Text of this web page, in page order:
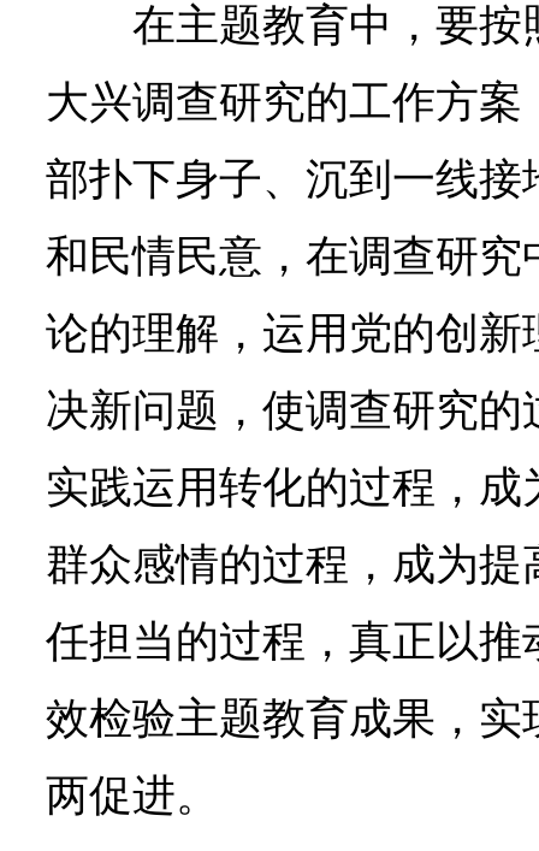
在主题教育中，要
大兴调查研究的工作方
部扑下身子、沉到一线
和民情民意，在调查研
论的理解，运用党的创
决新问题，使调查研究
实践运用转化的过程，
群众感情的过程，成为
任担当的过程，真正以
效检验主题教育成果，
两促进。